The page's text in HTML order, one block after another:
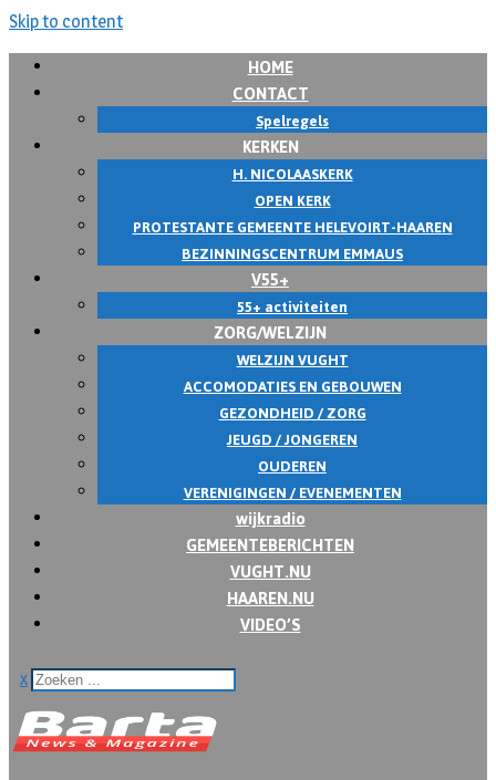
Skip to content
HOME
CONTACT
Spelregels
KERKEN
H. NICOLAASKERK
OPEN KERK
PROTESTANTE GEMEENTE HELEVOIRT-HAAREN
BEZINNINGSCENTRUM EMMAUS
V55+
55+ activiteiten
ZORG/WELZIJN
WELZIJN VUGHT
ACCOMODATIES EN GEBOUWEN
GEZONDHEID / ZORG
JEUGD / JONGEREN
OUDEREN
VERENIGINGEN / EVENEMENTEN
wijkradio
GEMEENTEBERICHTEN
VUGHT.NU
HAAREN.NU
VIDEO’S
x